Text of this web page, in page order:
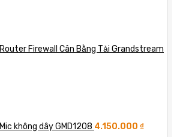
Router Firewall Cân Bằng Tải Grandstream
Mic không dây GMD1208 4.150.000 ₫